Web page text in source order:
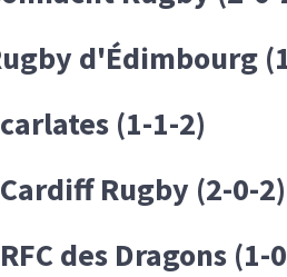
d'Édimbourg
(1-1-2)
Rugby (2-0-2)
des Dragons (1-